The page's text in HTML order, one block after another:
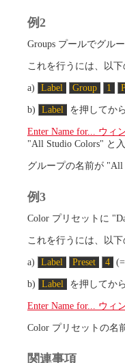
例2
Groups プールでグル
これを行うには、以下
a) Label Group 1
b) Label を押してか
Enter Name for... ウィ
"All Studio Colors" と
グループの名前が "All
例3
Color プリセットに
これを行うには、以下
a) Label Preset 4
b) Label を押してか
Enter Name for... ウィ
Color プリセットの名
関連事項